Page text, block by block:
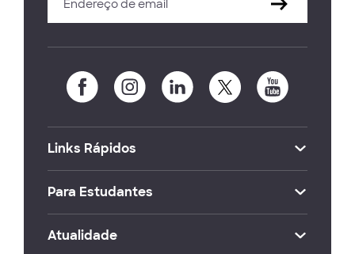
Links Rápidos
Para Estudantes
Atualidade